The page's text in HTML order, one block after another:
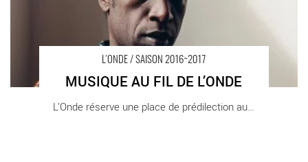
L’ONDE / SAISON 2016~2017
MUSIQUE AU FIL DE L’ONDE
L’Onde réserve une place de prédilection au [...]